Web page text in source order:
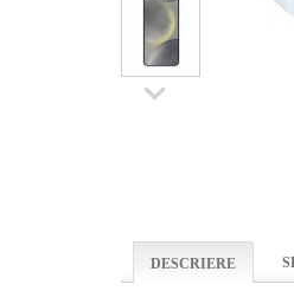
DESCRIERE